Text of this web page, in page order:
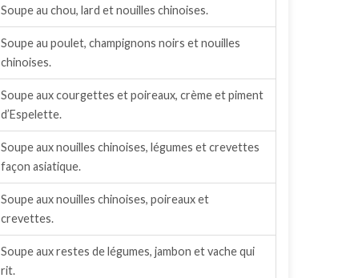
Soupe au chou, lard et nouilles chinoises.
Soupe au poulet, champignons noirs et nouilles
chinoises.
Soupe aux courgettes et poireaux, crème et piment
d’Espelette.
Soupe aux nouilles chinoises, légumes et crevettes
façon asiatique.
Soupe aux nouilles chinoises, poireaux et
crevettes.
Soupe aux restes de légumes, jambon et vache qui
rit.